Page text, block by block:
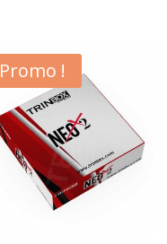
Promo !